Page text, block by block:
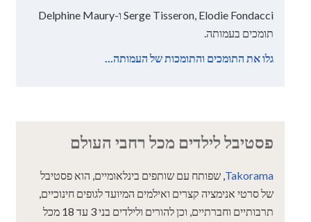
Serge Tisseron, Elodie Fondacci ו-Delphine Maury
תומכים בעמותה.
גלו את התומכים והתומכות של העמותה...
פסטיבל לילדים מכל רחבי העולם
Takorama, שפותח עם שותפים בינלאומיים, הוא פסטיבל
של סרטי אנימציה קצרים ואילמים המיועד לגופים חינוכיים,
תרבותיים וחברתיים, וכן להורים ולילדים בני 3 עד 18 מכל